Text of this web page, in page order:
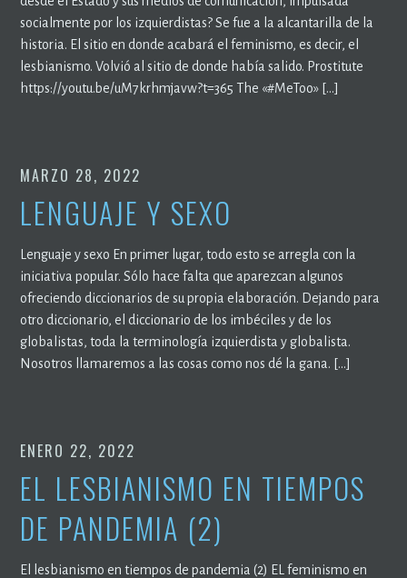
socialmente por los izquierdistas? Se fue a la alcantarilla de la
historia. El sitio en donde acabará el feminismo, es decir, el
lesbianismo. Volvió al sitio de donde había salido. Prostitute
https://youtu.be/uM7krhmjavw?t=365 The «#MeToo» […]
MARZO 28, 2022
LENGUAJE Y SEXO
Lenguaje y sexo En primer lugar, todo esto se arregla con la
iniciativa popular. Sólo hace falta que aparezcan algunos
ofreciendo diccionarios de su propia elaboración. Dejando para
otro diccionario, el diccionario de los imbéciles y de los
globalistas, toda la terminología izquierdista y globalista.
Nosotros llamaremos a las cosas como nos dé la gana. […]
ENERO 22, 2022
EL LESBIANISMO EN TIEMPOS
DE PANDEMIA (2)
El lesbianismo en tiempos de pandemia (2) EL feminismo en